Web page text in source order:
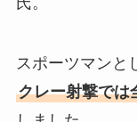
スポーツマンと
クレー射撃では